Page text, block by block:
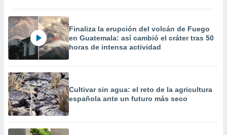
de
a través
de
de
uso de
con el
e
Finaliza la erupción del volcán de Fuego
en Guatemala: así cambió el cráter tras 50
horas de intensa actividad
Cultivar sin agua: el reto de la agricultura
española ante un futuro más seco